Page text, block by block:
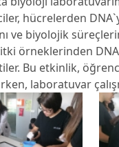
hücrelerden
ve biyolojik
örneklerinden
Bu etkinlik,
laboratuvar